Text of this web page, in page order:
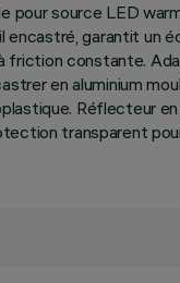
pour source LED
encastré, garantit
friction constante.
en aluminium
Réflecteur
transparent